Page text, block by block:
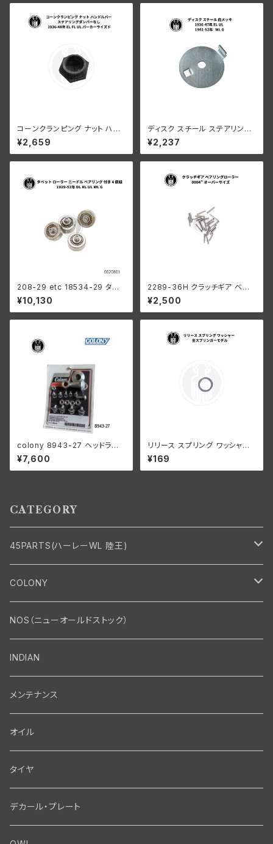
コーンクランピング ナット ハン
ドルバー ステアリングダンパー
なし ハーレーダビッドソン 193
6-48年 EL FL UL パーカーラ
¥2,659
ディスク スチール ステアリング
ダンパー ハーレー 1936-47年
EL UL 1941-52年 WL G 白メ
ッキ
¥2,237
208-29 etc 18534-29 タペ
ットローラーセット ベアリング付
き ４個組
¥10,130
2289-36H クラッチギア ベア
リングローラー 0006" オーバ
ーサイズ 44個 ハーレーダビッ
ドソン
¥2,500
colony 8943-27 ヘッドラン
プ レストレーションキット
¥7,600
リリース スプリング ワッシャー
ハーレーダビッドソン 全スプリ
ンガーモデル
¥169
CATEGORY
45PARTS(ハーレーWL 陸王)
エンジン
エンジン・シリンダーヘッド
バルブ・タペット関係
エンジン関係 ビックツイン
マフラー・インテーク・キャブレター
マフラー関係
インテーク・キャブレター関係
エレクトリカル
ジェネレーター関係
ディストリビューター関係
駆動系
ドライブチェーン関係
スプロケット・ベルトドライブキット
フロントフォーク・フレーム
フロントフォーク関係
ソフテイル用 New Springer Fork
シート・サドルバッグ
シートポスト関係
ソロサドルシート関係
ハンドルバー・タンク・フェンダー
ハンドルバー関係
COLONY
Bolt・Nut
Nut
Screw
Front End・Rear End
Wheel-Brake
Fork-Shockabsorber
Motor
Motor
Carbrator
Transmission・Primary
Transmission-Shifter
Primary-clutch-Kickstarter
Gastank・Oiltank
Oilline
Gastank・Oiltank
Electrical
Electrical
NOS（ニューオールドストック）
INDIAN
メンテナンス
オイル
タイヤ
デカール・プレート